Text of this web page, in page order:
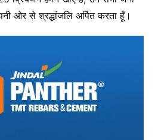
ओर से श्रद्धांजलि अर्पित करता हूँ।